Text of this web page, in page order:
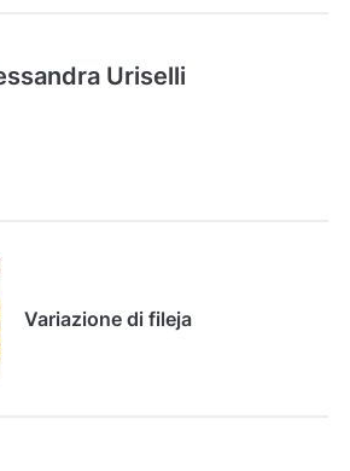
Uriselli
Variazione di fileja